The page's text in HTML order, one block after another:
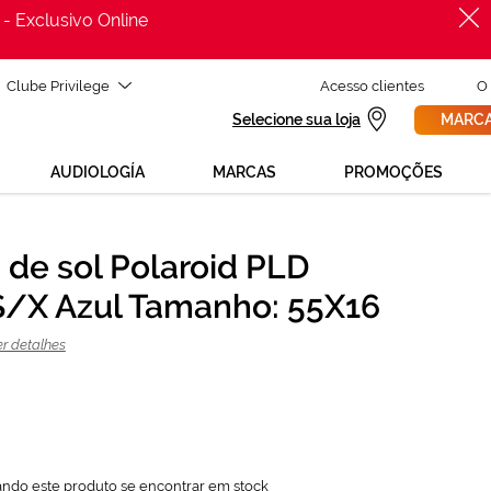
Exclusivo Online
Clube Privilege Acesso clientes O
Selecione sua loja
AUDIOLOGÍA MARCAS PROMOÇÕES
€
€
sol Polaroid PLD
X Azul Tamanho: 55X16
detalhes
este produto se encontrar em stock